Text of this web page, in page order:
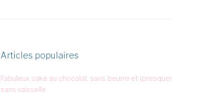
Articles populaires
Fabuleux cake au chocolat, sans beurre et (presque)
sans vaisselle